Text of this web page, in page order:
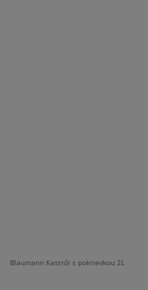
Blaumann Kastról s pokrievkou 2L